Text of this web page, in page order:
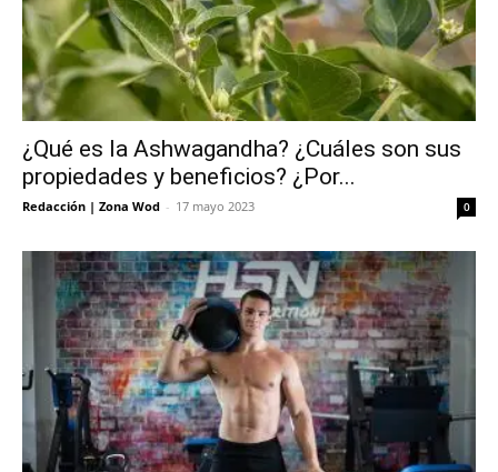
¿Qué es la Ashwagandha? ¿Cuáles son sus
propiedades y beneficios? ¿Por...
Redacción | Zona Wod - 17 mayo 2023 0